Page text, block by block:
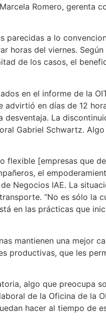
Romero, gerenta
parecidas a lo
horas del viernes.
de los casos, el
en el informe de la
en días de 12
La
Gabriel Schwartz.
[empresas que
el
Negocios IAE. La
“No es sólo la
en las prácticas que
mantienen una mejor
productivas, que les
algo que preocupa
de la Oficina de la
hacer al tiempo de